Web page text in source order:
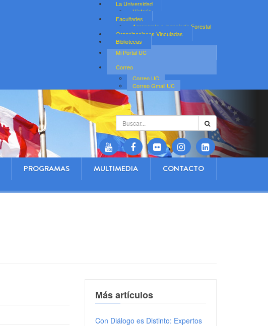
La Universidad
Historia
Facultades
Agronomía e Ingeniería Forestal
Organizaciones Vinculadas
Bibliotecas
Mi Portal UC
Correo
Correo UC
Correo Gmail UC
Buscar...
PROGRAMAS MULTIMEDIA CONTACTO
Más artículos
Con Diálogo es Distinto: Expertos